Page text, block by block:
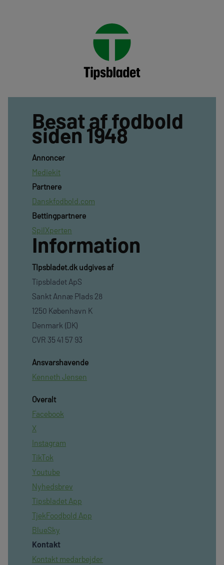
Besat af fodbold
siden 1948
Annoncer
Mediekit
Partnere
Danskfodbold.com
Bettingpartnere
SpilXperten
Information
TIpsbladet.dk udgives af
Tipsbladet ApS
Sankt Annæ Plads 28
1250 København K
Denmark (DK)
CVR 35 41 57 93
Ansvarshavende
Kenneth Jensen
Overalt
Facebook
X
Instagram
TikTok
Youtube
Nyhedsbrev
Tipsbladet App
TjekFoodbold App
BlueSky
Kontakt
Kontakt medarbejder